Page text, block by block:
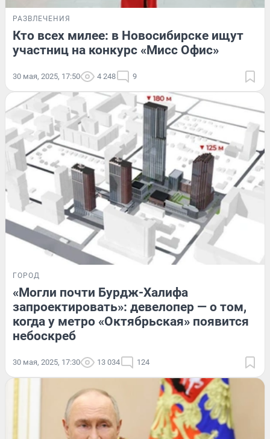
РАЗВЛЕЧЕНИЯ
Кто всех милее: в Новосибирске ищут
участниц на конкурс «Мисс Офис»
30 мая, 2025, 17:50 4 248 9
ГОРОД
«Могли почти Бурдж-Халифа
запроектировать»: девелопер — о том,
когда у метро «Октябрьская» появится
небоскреб
30 мая, 2025, 17:30 13 034 124